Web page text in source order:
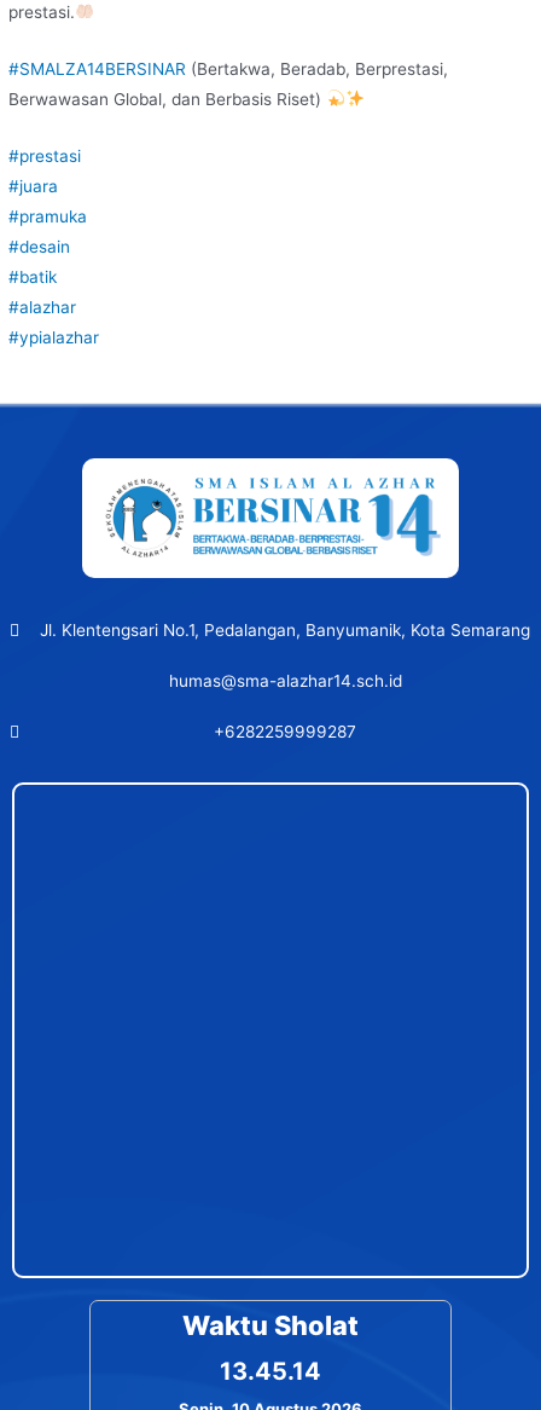
prestasi.
#SMALZA14BERSINAR (Bertakwa, Beradab, Berprestasi,
Berwawasan Global, dan Berbasis Riset)
#prestasi
#juara
#pramuka
#desain
#batik
#alazhar
#ypialazhar
Jl. Klentengsari No.1, Pedalangan, Banyumanik, Kota Semarang
humas@sma-alazhar14.sch.id
+6282259999287
Waktu Sholat
13.45.14